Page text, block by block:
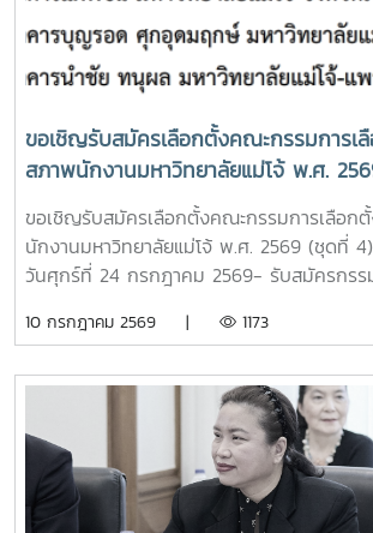
ขอเชิญรับสมัครเลือกตั้งคณะกรรมการเ
สภาพนักงานมหาวิทยาลัยแม่โจ้ พ.ศ.
ขอเชิญรับสมัครเลือกตั้งคณะกรรมการเลือก
นักงานมหาวิทยาลัยแม่โจ้ พ.ศ. 2569 (ชุดที่
วันศุกร์ที่ 24 กรกฎาคม 2569- รับสมัครกรร
ผู้สมัครและหมายเลขประจำตัวผู้สมัครวันจันทร์
อังคารที่ 25 สิงหาคม 2569- ตั้งแต่เวลา 8.30
ดำเนินการเลือกตั้งโดย ลงคะแนนเลือกตั้ง ณ
พื้นที่พร้อมกัน1) อาคารแผ่พืชน์ มหาวิทยาลัยแ
เชียงใหม่2) อาคารบุญรอด ศุกอุดมฤกษ์ มหา
ชุมพร3) อาคารนำชัย ทนุผล มหาวิทยาลัยแม่
10 กรกฎาคม 2569 | 1173